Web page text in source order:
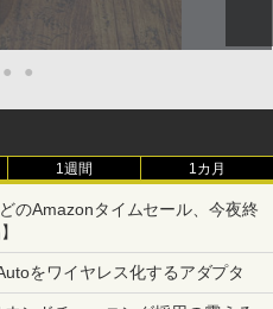
● ●
1週間 1カ月
のAmazonタイムセール、今夜終
をワイヤレス化するアダプタ